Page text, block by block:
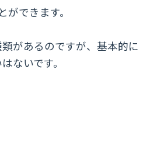
ができます。
があるのですが、基本的に
ないです。